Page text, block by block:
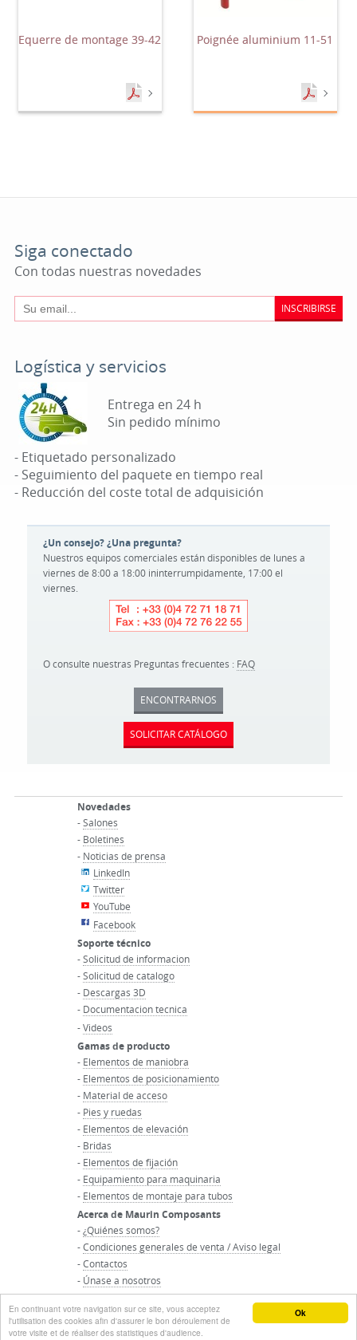
Ok
En continuant votre navigation sur ce site, vous acceptez
l'utilisation des cookies afin d'assurer le bon déroulement de
votre visite et de réaliser des statistiques d'audience.
Equerre de montage 39-42 Poignée aluminium 11-51
Siga conectado
Con todas nuestras novedades
INSCRIBIRSE
Logística y servicios
Entrega en 24 h
Sin pedido mínimo
- Etiquetado personalizado
- Seguimiento del paquete en tiempo real
- Reducción del coste total de adquisición
¿Un consejo? ¿Una pregunta?
Nuestros equipos comerciales están disponibles de lunes a
viernes de 8:00 a 18:00 ininterrumpidamente, 17:00 el
viernes.
O consulte nuestras Preguntas frecuentes : FAQ
ENCONTRARNOS
SOLICITAR CATÁLOGO
Novedades
-Salones
- Boletines
- Noticias de prensa
LinkedIn
Twitter
YouTube
Facebook
Soporte técnico
-Solicitud de informacion
-Solicitud de catalogo
- Descargas 3D
- Documentacion tecnica
-Videos
Gamas de producto
- Elementos de maniobra
- Elementos de posicionamiento
- Material de acceso
- Pies y ruedas
- Elementos de elevación
- Bridas
- Elementos de fijación
- Equipamiento para maquinaria
- Elementos de montaje para tubos
Acerca de Maurin Composants
-¿Quiénes somos?
-Condiciones generales de venta / Aviso legal
-Contactos
- Únase a nosotros
-Inicio del grupo Maurin
© Groupo MAURIN - Todos los derechos reservados